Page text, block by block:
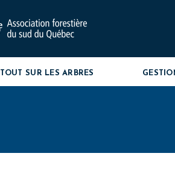
TOUT SUR LES ARBRES